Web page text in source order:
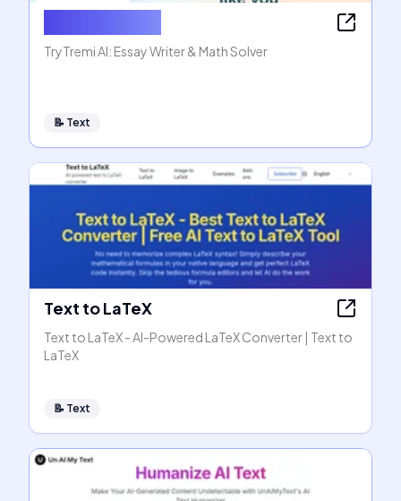
TryTremi AI: Essay Writer & Math Solver
📝 Text
Text to LaTeX
Text to LaTeX - AI-Powered LaTeX Converter | Text to
LaTeX
📝 Text